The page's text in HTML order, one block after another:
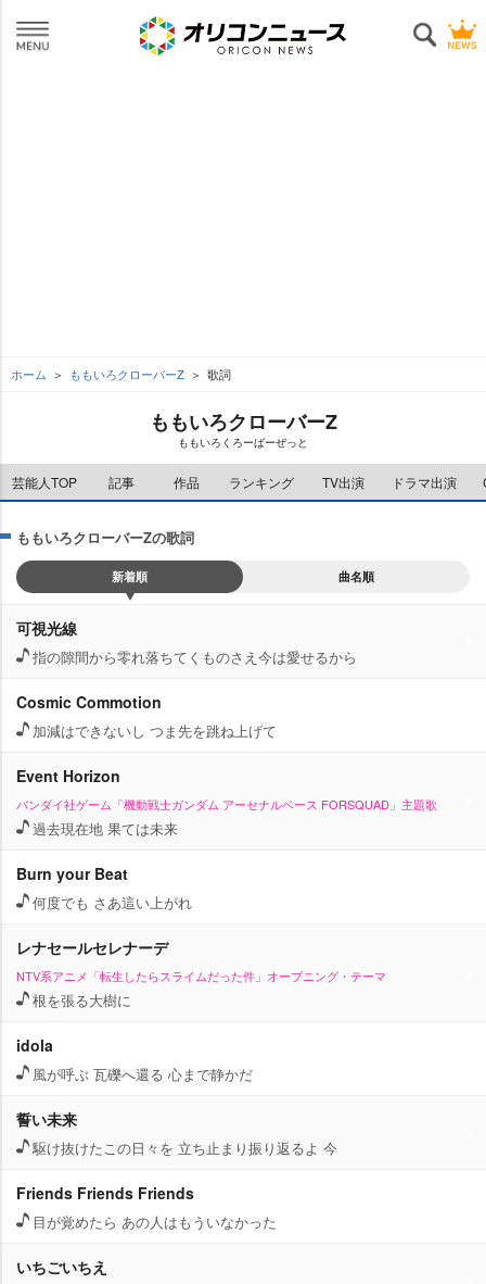
ホーム ももいろクローバーZ 歌詞
ももいろクローバーZ
ももいろくろーばーぜっと
芸能人TOP 記事 作品 ランキング TV出演 ドラマ出演
ももいろクローバーZの歌詞
新着順 曲名順
可視光線
指の隙間から零れ落ちてくものさえ今は愛せるから
Cosmic Commotion
加減はできないし つま先を跳ね上げて
Event Horizon
バンダイ社ゲーム「機動戦士ガンダム アーセナルベース FORSQUAD」主題歌
過去現在地 果ては未来
Burn your Beat
何度でも さあ這い上がれ
レナセールセレナーデ
NTV系アニメ「転生したらスライムだった件」オープニング・テーマ
根を張る大樹に
idola
風が呼ぶ 瓦礫へ還る 心まで静かだ
誓い未来
駆け抜けたこの日々を 立ち止まり振り返るよ 今
Friends Friends Friends
目が覚めたら あの人はもういなかった
いちごいちえ